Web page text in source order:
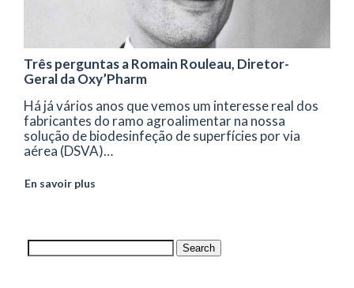
Três perguntas a Romain Rouleau, Diretor-
Geral da Oxy’Pharm
Há já vários anos que vemos um interesse real dos
fabricantes do ramo agroalimentar na nossa
solução de biodesinfeção de superfícies por via
aérea (DSVA)…
En savoir plus
Search